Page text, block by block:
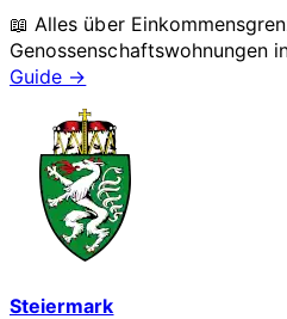
📖 Alles über
Genossenschaftswohnungen
Guide →
Steiermark